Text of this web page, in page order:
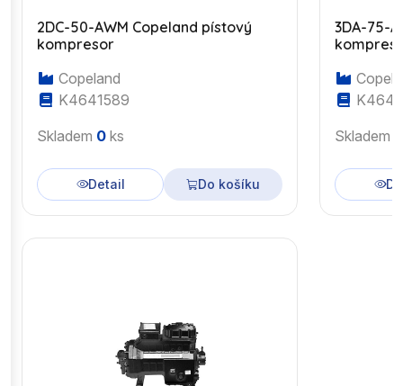
2DC-50-AWM Copeland pístový
kompresor
Copeland
K4641589
Skladem 0 ks
Detail Do košíku
3DA-75-
Skladem